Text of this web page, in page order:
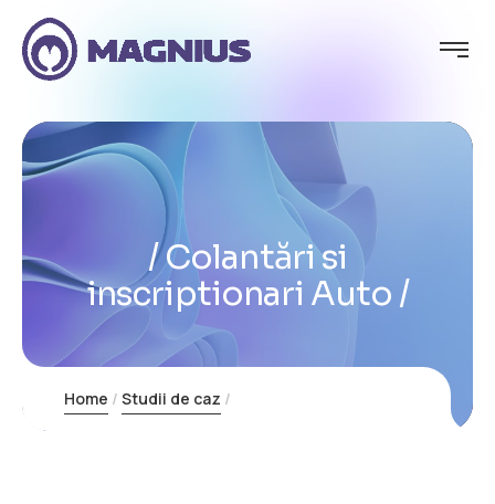
Colantări si
inscriptionari Auto
Home Studii de caz